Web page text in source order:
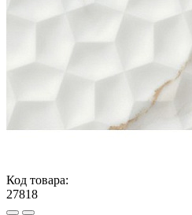
Код товара:
27818